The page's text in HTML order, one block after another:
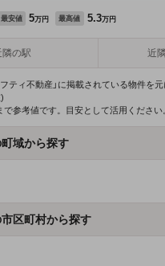
最安値 5万円 最高値 5.3万円
隣の駅 近
ティ不動産」に掲載されている物件を元
参考値です。目安として活用ください
域から探す
区町村から探す